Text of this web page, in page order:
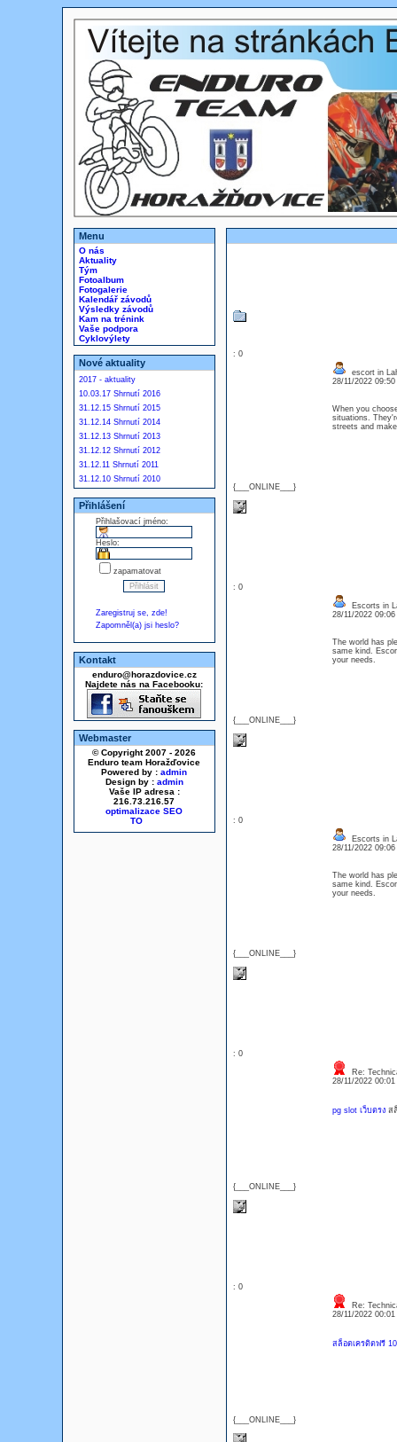
Menu
O nás
Aktuality
Tým
Fotoalbum
Fotogalerie
Kalendář závodů
Výsledky závodů
Kam na trénink
Vaše podpora
Cyklovýlety
Nové aktuality
2017 - aktuality
10.03.17 Shrnutí 2016
31.12.15 Shrnutí 2015
31.12.14 Shrnutí 2014
31.12.13 Shrnutí 2013
31.12.12 Shrnutí 2012
31.12.11 Shrnutí 2011
31.12.10 Shrnutí 2010
Přihlášení
Přihlašovací jméno:
Heslo:
zapamatovat
Zaregistruj se, zde!
Zapomněl(a) jsi heslo?
Kontakt
enduro@horazdovice.cz
Najdete nás na Facebooku:
Webmaster
© Copyright 2007 - 2026
Enduro team Horažďovice
Powered by : admin
Design by : admin
Vaše IP adresa :
216.73.216.57
optimalizace SEO
: 0
{___ONLINE___}
escort in
28/11/2022
When you
situations.
streets and
: 0
{___ONLINE___}
Escorts in
28/11/2022
The world has
same kind.
your needs.
: 0
{___ONLINE___}
Escorts in
28/11/2022
The world has
same kind.
your needs.
: 0
{___ONLINE___}
Re:
28/11/2022
pg slot เว็บตรง ส
: 0
{___ONLINE___}
Re:
28/11/2022
สล็อตเครดิตฟรี